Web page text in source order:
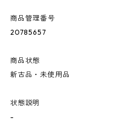
商品管理番号
20785657
商品状態
新古品・未使用品
状態説明
-